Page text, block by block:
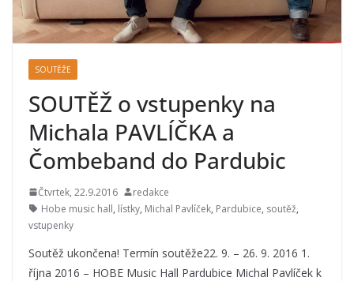
SOUTĚŽE
SOUTĚŽ o vstupenky na
Michala PAVLÍČKA a
Čombeband do Pardubic
Čtvrtek, 22.9.2016
redakce
Hobe music hall, lístky, Michal Pavlíček, Pardubice, soutěž,
vstupenky
Soutěž ukončena! Termín soutěže22. 9. – 26. 9. 2016 1.
října 2016 – HOBE Music Hall Pardubice Michal Pavlíček k